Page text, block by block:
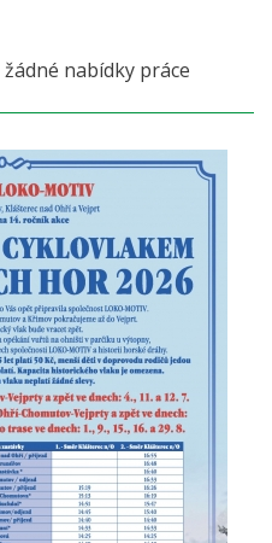
nabídky práce